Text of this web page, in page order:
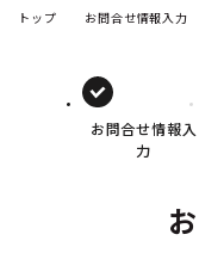
トップ お問合せ情報入力
お問合せ情報入
力